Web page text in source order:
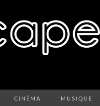
CINÉMA MUSIQUE